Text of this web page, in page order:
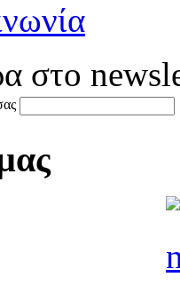
στο